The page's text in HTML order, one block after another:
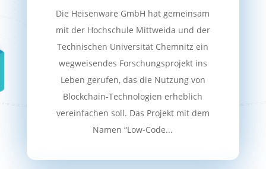
Die Heisenware GmbH hat gemeinsam
mit der Hochschule Mittweida und der
Technischen Universität Chemnitz ein
wegweisendes Forschungsprojekt ins
Leben gerufen, das die Nutzung von
Blockchain-Technologien erheblich
vereinfachen soll. Das Projekt mit dem
Namen “Low-Code...